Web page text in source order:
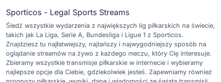
Sporticos - Legal Sports Streams
Śledź wszystkie wydarzenia z największych lig piłkarskich na świecie,
takich jak La Liga, Serie A, Bundesliga i Ligue 1 z Sporticos.
Znajdziesz tu najłatwiejszy, najtańszy i najwygodniejszy sposób na
oglądanie streamów na żywo z każdego meczu, który Cię interesuje.
Zbieramy wszystkie transmisje piłkarskie w internecie i wybieramy
najlepsze opcje dla Ciebie, gdziekolwiek jesteś. Zapewniamy również